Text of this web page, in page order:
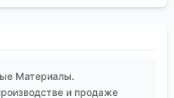
и стоимостью,
компаний, как наша,
Материалы.
и продаже